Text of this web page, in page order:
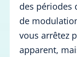
des périodes
de
vous arrêtez
apparent,